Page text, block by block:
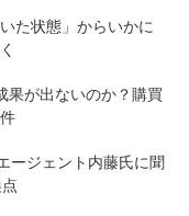
た状態」からいかに
果が出ないのか？購買
ージェント内藤氏に聞